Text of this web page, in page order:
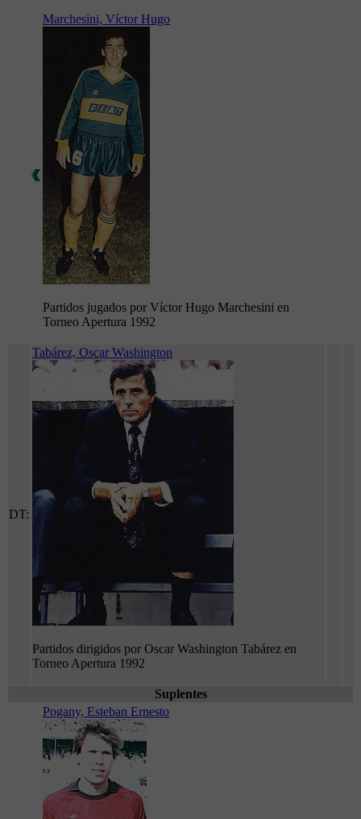
Marchesini, Víctor Hugo
Partidos jugados por Víctor Hugo Marchesini en
Torneo Apertura 1992
DT:
Tabárez, Oscar Washington
Partidos dirigidos por Oscar Washington Tabárez en
Torneo Apertura 1992
Suplentes
Pogany, Esteban Ernesto